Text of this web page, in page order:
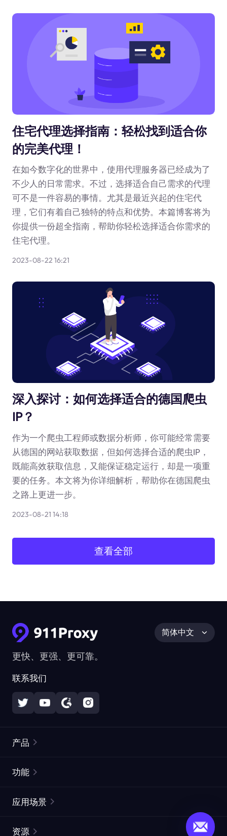
住宅代理选择指南：轻松找到适合你
的完美代理！
在如今数字化的世界中，使用代理服务器已经成为了
不少人的日常需求。不过，选择适合自己需求的代理
可不是一件容易的事情。尤其是最近兴起的住宅代
理，它们有着自己独特的特点和优势。本篇博客将为
你提供一份超全指南，帮助你轻松选择适合你需求的
住宅代理。
2023-08-22 16:21
深入探讨：如何选择适合的德国爬虫
IP？
作为一个爬虫工程师或数据分析师，你可能经常需要
从德国的网站获取数据，但如何选择合适的爬虫IP，
既能高效获取信息，又能保证稳定运行，却是一项重
要的任务。本文将为你详细解析，帮助你在德国爬虫
之路上更进一步。
2023-08-21 14:18
查看全部
更快、更强、更可靠。
联系我们
简体中文
产品
静态住宅代理
功能
ISP代理
应用场景
资源